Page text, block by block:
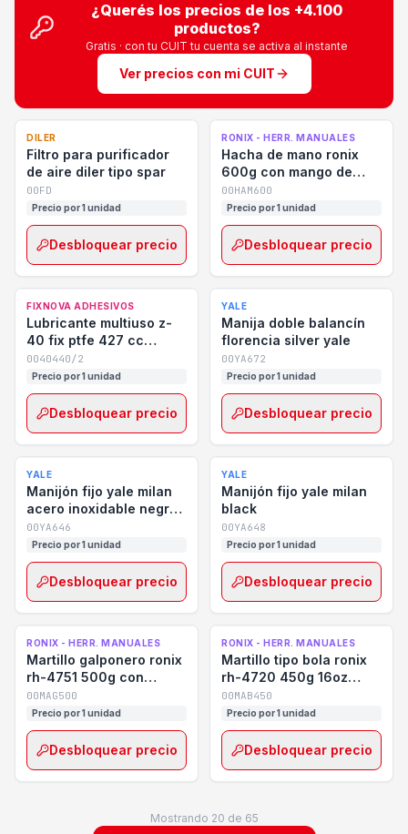
¿Querés los precios de los +4.100
productos?
Gratis · con tu CUIT tu cuenta se activa al instante
Ver precios con mi CUIT
DILER
Filtro para purificador
de aire diler tipo spar
00FD
Precio por 1 unidad
Desbloquear precio
RONIX - HERR. MANUALES
Hacha de mano ronix
600g con mango de
fibra rh-4700
00HAM600
Precio por 1 unidad
Desbloquear precio
FIXNOVA ADHESIVOS
Lubricante multiuso z-
40 fix ptfe 427 cc
fixnova
0040440/2
Precio por 1 unidad
Desbloquear precio
YALE
Manija doble balancín
florencia silver yale
00YA672
Precio por 1 unidad
Desbloquear precio
YALE
Manijón fijo yale milan
acero inoxidable negro
mate
00YA646
Precio por 1 unidad
Desbloquear precio
YALE
Manijón fijo yale milan
black
00YA648
Precio por 1 unidad
Desbloquear precio
RONIX - HERR. MANUALES
Martillo galponero ronix
rh-4751 500g con
mango de fibra
00MAG500
Precio por 1 unidad
Desbloquear precio
RONIX - HERR. MANUALES
Martillo tipo bola ronix
rh-4720 450g 16oz
mango fibra
00MAB450
Precio por 1 unidad
Desbloquear precio
Mostrando 20 de 65